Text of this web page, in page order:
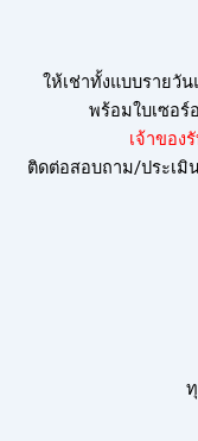
ให้เช่าทั้งแบบรายวั
พร้อมใบเซอร์
เจ้าของ
ติดต่อสอบถาม/ประเมิ